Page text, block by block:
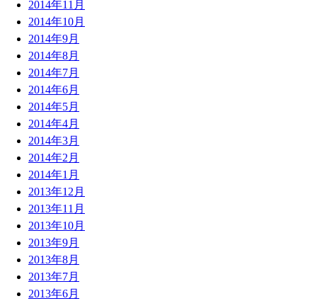
2014年11月
2014年10月
2014年9月
2014年8月
2014年7月
2014年6月
2014年5月
2014年4月
2014年3月
2014年2月
2014年1月
2013年12月
2013年11月
2013年10月
2013年9月
2013年8月
2013年7月
2013年6月